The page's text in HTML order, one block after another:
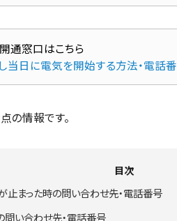
当日に電気を開始する方法・電話
情報です。
目次
まった時の問い合わせ先・電話番号
い合わせ先・電話番号